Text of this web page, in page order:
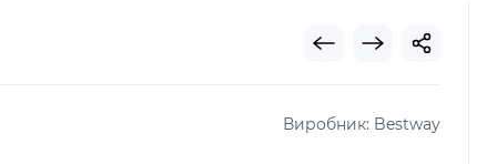
Виробник: Bestway